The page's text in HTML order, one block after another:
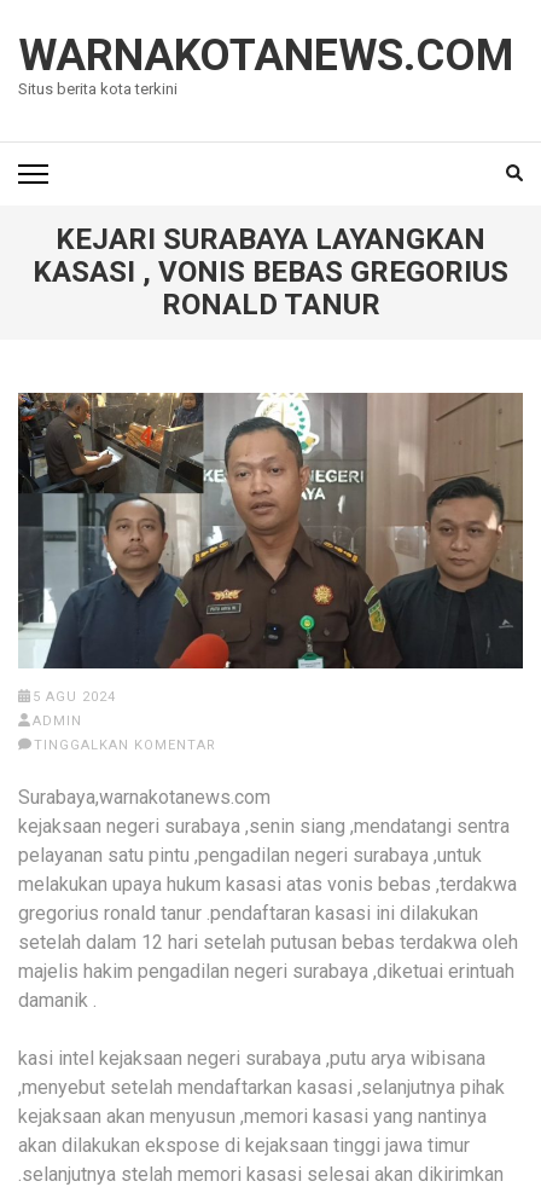
konten
(Tekan
WARNAKOTANEWS.COM
Situs berita kota terkini
KEJARI SURABAYA LAYANGKAN
KASASI , VONIS BEBAS GREGORIUS
RONALD TANUR
5 AGU 2024
ADMIN
TINGGALKAN KOMENTAR
Surabaya,warnakotanews.com
kejaksaan negeri surabaya ,senin siang ,mendatangi sentra
pelayanan satu pintu ,pengadilan negeri surabaya ,untuk
melakukan upaya hukum kasasi atas vonis bebas ,terdakwa
gregorius ronald tanur .pendaftaran kasasi ini dilakukan
setelah dalam 12 hari setelah putusan bebas terdakwa oleh
majelis hakim pengadilan negeri surabaya ,diketuai erintuah
damanik .
kasi intel kejaksaan negeri surabaya ,putu arya wibisana
,menyebut setelah mendaftarkan kasasi ,selanjutnya pihak
kejaksaan akan menyusun ,memori kasasi yang nantinya
akan dilakukan ekspose di kejaksaan tinggi jawa timur
.selanjutnya stelah memori kasasi selesai akan dikirimkan